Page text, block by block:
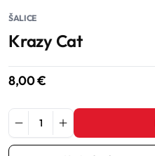
ŠALICE
Krazy Cat
8,00€